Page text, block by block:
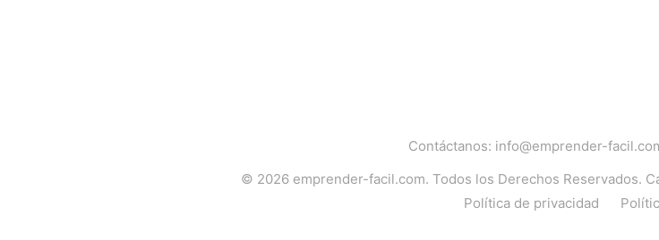
Contáctanos: info@emprender-
© 2026 emprender-facil.com. Todos los Derechos Reservados.
Política de privacidad